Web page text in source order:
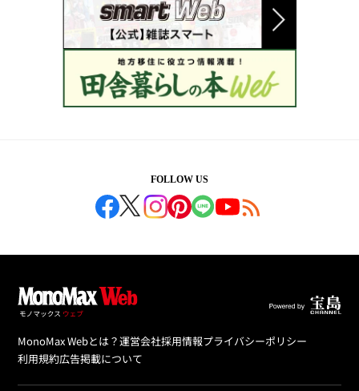
FOLLOW US
MonoMax Webとは？運営会社採用情報プライバシーポリシー
利用規約広告掲載について